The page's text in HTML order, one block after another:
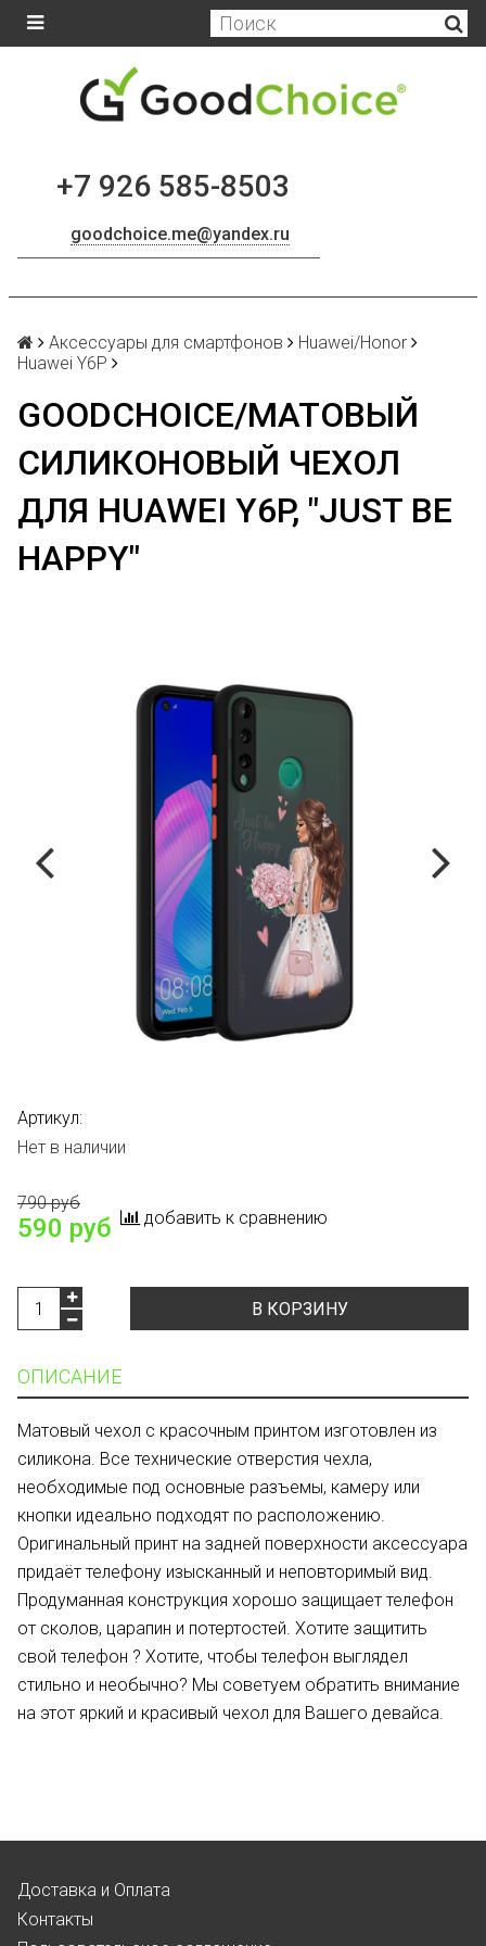
+7 926 585-8503
goodchoice.me@yandex.ru
Аксессуары для смартфонов
Huawei/Honor
Huawei Y6P
GOODCHOICE/МАТОВЫЙ
СИЛИКОНОВЫЙ ЧЕХОЛ
ДЛЯ HUAWEI Y6P, "JUST BE
HAPPY"
Артикул:
Нет в наличии
790 руб
590 руб добавить к сравнению
В КОРЗИНУ
ОПИСАНИЕ
Матовый чехол с красочным принтом изготовлен из
силикона. Все технические отверстия чехла,
необходимые под основные разъемы, камеру или
кнопки идеально подходят по расположению.
Оригинальный принт на задней поверхности аксессуара
придаёт телефону изысканный и неповторимый вид.
Продуманная конструкция хорошо защищает телефон
от сколов, царапин и потертостей. Хотите защитить
свой телефон ? Хотите, чтобы телефон выглядел
стильно и необычно? Мы советуем обратить внимание
на этот яркий и красивый чехол для Вашего девайса.
Доставка и Оплата
Контакты